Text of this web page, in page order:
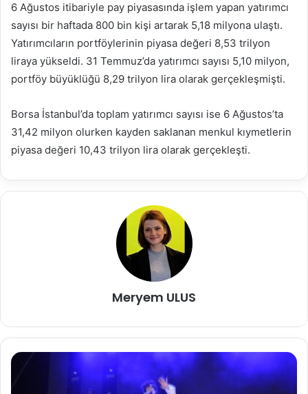
6 Ağustos itibariyle pay piyasasında işlem yapan yatırımcı
sayısı bir haftada 800 bin kişi artarak 5,18 milyona ulaştı.
Yatırımcıların portföylerinin piyasa değeri 8,53 trilyon
liraya yükseldi. 31 Temmuz’da yatırımcı sayısı 5,10 milyon,
portföy büyüklüğü 8,29 trilyon lira olarak gerçekleşmişti.
Borsa İstanbul’da toplam yatırımcı sayısı ise 6 Ağustos’ta
31,42 milyon olurken kayden saklanan menkul kıymetlerin
piyasa değeri 10,43 trilyon lira olarak gerçekleşti.
Meryem ULUS